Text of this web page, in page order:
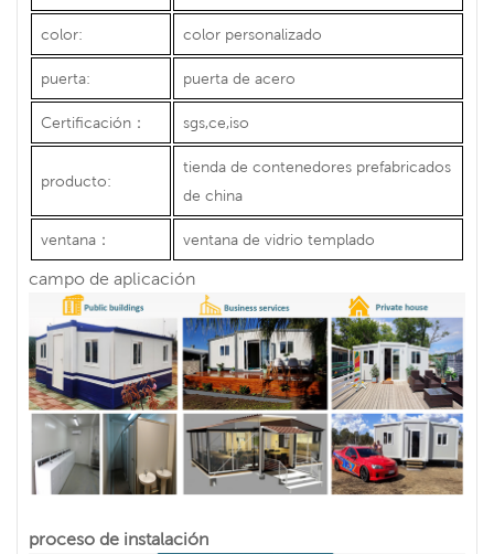
color: color personalizado
puerta: puerta de acero
Certificación ： sgs,ce,iso
producto:
tienda de contenedores prefabricados
de china
ventana ： ventana de vidrio templado
campo de aplicación
proceso de instalación